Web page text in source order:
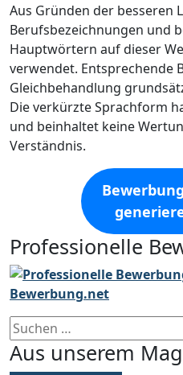
Aus Gründen der besseren
Berufsbezeichnungen und
Hauptwörtern auf dieser
verwendet. Entsprechende
Gleichbehandlung
Die verkürzte Sprachform
und beinhaltet keine
Verständnis.
Professionelle
Suchen
nach:
Aus unserem